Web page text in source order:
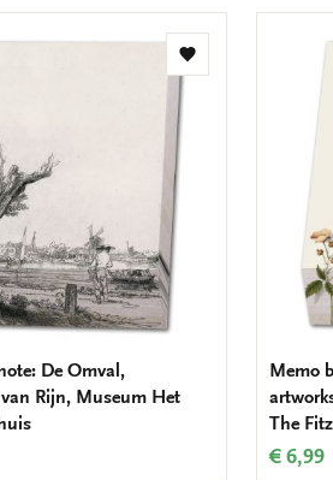
Toevoegen
De Omval,
Rijn, Museum Het
Memo
The
€ 6,99